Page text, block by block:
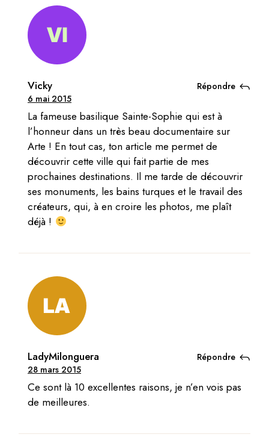
Vicky
6 mai 2015
La fameuse basilique Sainte-Sophie qui est à
l’honneur dans un très beau documentaire sur
Arte ! En tout cas, ton article me permet de
découvrir cette ville qui fait partie de mes
prochaines destinations. Il me tarde de découvrir
ses monuments, les bains turques et le travail des
créateurs, qui, à en croire les photos, me plaît
déjà !
Répondre
LadyMilonguera
28 mars 2015
Ce sont là 10 excellentes raisons, je n’en vois pas
de meilleures.
Répondre